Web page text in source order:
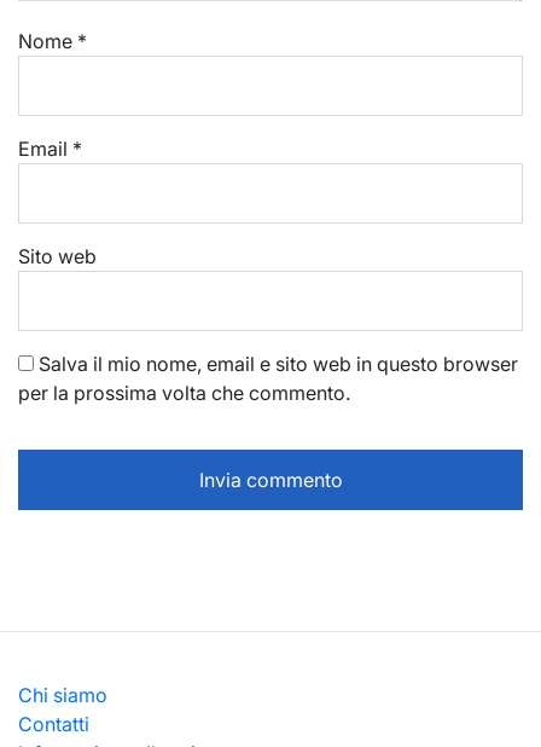
Nome *
Email *
Sito web
Salva il mio nome, email e sito web in questo browser
per la prossima volta che commento.
Chi siamo
Contatti